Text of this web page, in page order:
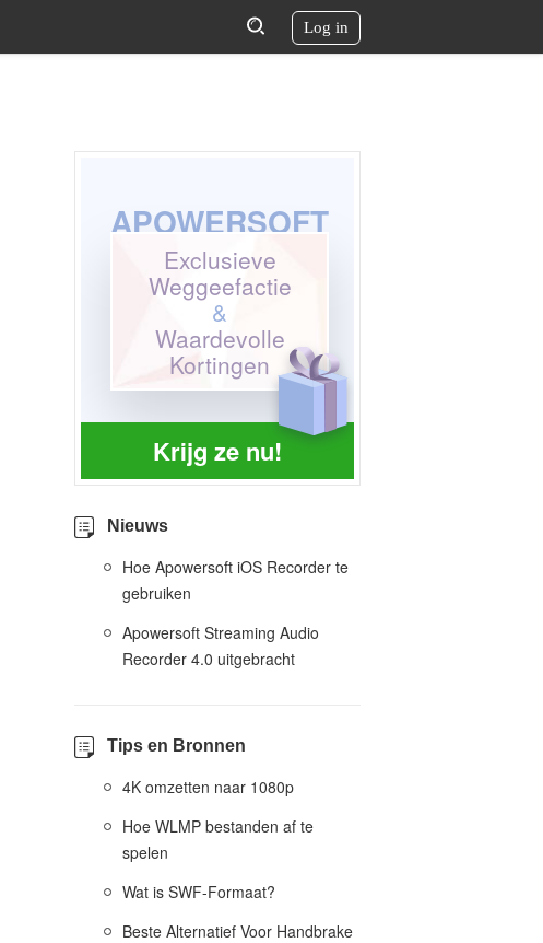
Log in
Krijg ze nu!
APOWERSOFT
Exclusieve
Weggeefactie
&
Waardevolle
Kortingen
Nieuws
Hoe Apowersoft iOS Recorder te
gebruiken
Apowersoft Streaming Audio
Recorder 4.0 uitgebracht
Tips en Bronnen
4K omzetten naar 1080p
Hoe WLMP bestanden af te
spelen
Wat is SWF-Formaat?
Beste Alternatief Voor Handbrake